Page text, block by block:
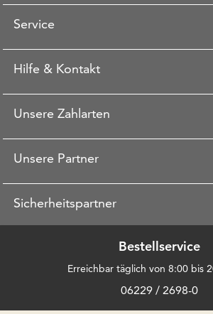
Service
Hilfe & Kontakt
Unsere Zahlarten
Unsere Partner
Sicherheitspartner
Bestellservice
Erreichbar täglich von 8:00 bis
06229 / 2698-0